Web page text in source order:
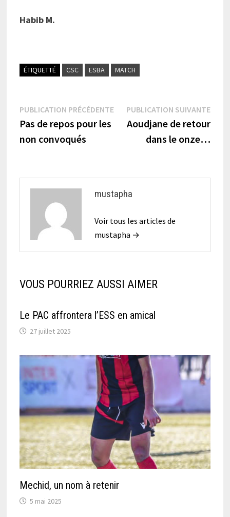
Habib M.
ÉTIQUETTÉ CSC ESBA MATCH
Navigation
de
PUBLICATION PRÉCÉDENTEPublication
précédente :
Pas de repos pour les
non convoqués
PUBLICATION SUIVANTE
Aoudjane de retour
dans le onze…
mustapha
Voir tous les articles de
mustapha →
VOUS POURRIEZ AUSSI AIMER
Le PAC affrontera l’ESS en amical
27 juillet 2025
Mechid, un nom à retenir
5 mai 2025